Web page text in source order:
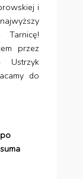
i
przez
Ustrzyk
do